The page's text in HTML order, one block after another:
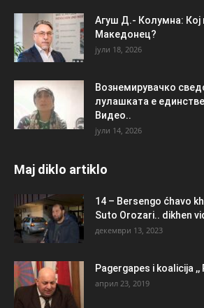
Агуш Д.- Колумна: Кој
Македонец?
јули 18, 2026
Вознемирувачко
лулашката е
Видео..
јули 14, 2026
Maj diklo artiklo
14 – Bersengo ćhavo
Suto Orozari.. dikhen
декември 13, 2023
Pagergapes i koalicija ,,
април 23, 2019